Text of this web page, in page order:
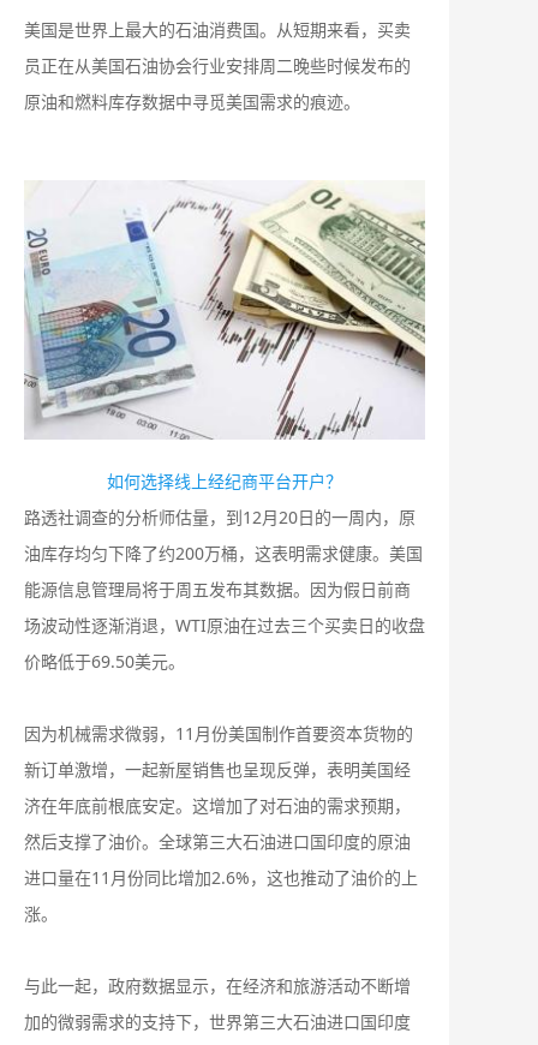
美国是世界上最大的石油消费国。从短期来看，买卖
员正在从美国石油协会行业安排周二晚些时候发布的
原油和燃料库存数据中寻觅美国需求的痕迹。
如何选择线上经纪商平台开户？
路透社调查的分析师估量，到12月20日的一周内，原
油库存均匀下降了约200万桶，这表明需求健康。美国
能源信息管理局将于周五发布其数据。因为假日前商
场波动性逐渐消退，WTI原油在过去三个买卖日的收盘
价略低于69.50美元。
因为机械需求微弱，11月份美国制作首要资本货物的
新订单激增，一起新屋销售也呈现反弹，表明美国经
济在年底前根底安定。这增加了对石油的需求预期，
然后支撑了油价。全球第三大石油进口国印度的原油
进口量在11月份同比增加2.6%，这也推动了油价的上
涨。
与此一起，政府数据显示，在经济和旅游活动不断增
加的微弱需求的支持下，世界第三大石油进口国印度